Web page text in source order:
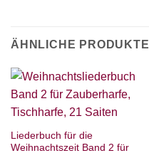
ÄHNLICHE PRODUKTE
Liederbuch für die
Weihnachtszeit Band 2 für